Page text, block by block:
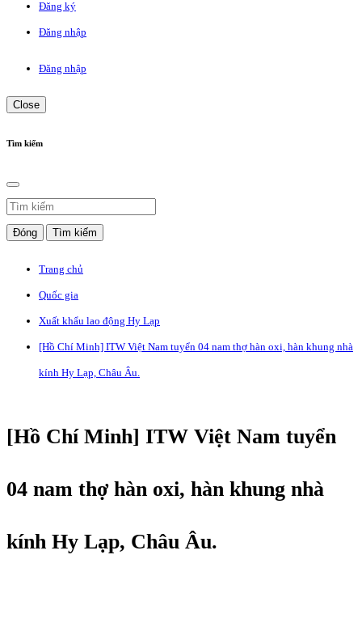
Đăng ký
Đăng nhập
Đăng nhập
Close
Tìm kiếm
Đóng Tìm kiếm
Trang chủ
Quốc gia
Xuất khẩu lao động Hy Lạp
[Hồ Chí Minh] ITW Việt Nam tuyển 04 nam thợ hàn oxi, hàn khung nhà
kính Hy Lạp, Châu Âu.
[Hồ Chí Minh] ITW Việt Nam tuyển
04 nam thợ hàn oxi, hàn khung nhà
kính Hy Lạp, Châu Âu.